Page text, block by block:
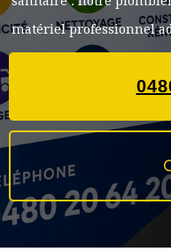
matériel professionnel